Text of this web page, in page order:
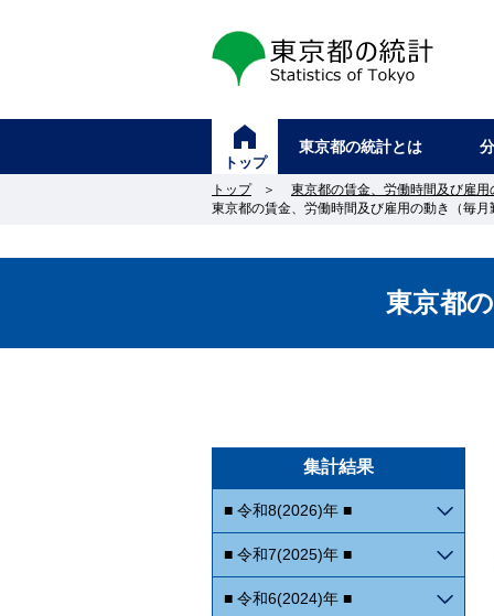
東京都の統計
トップ
東京都の統計とは
トップ ＞ 東京都の賃金、労働時間及び雇用
東京都の賃金、労働時間及び雇用の動き（毎
東京都
集計結果
■ 令和8(2026)年 ■
■ 令和7(2025)年 ■
■ 令和6(2024)年 ■